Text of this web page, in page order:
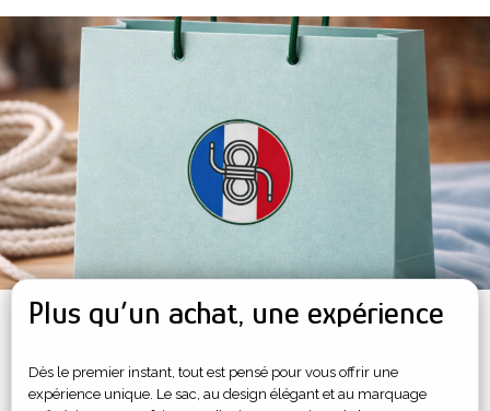
Plus qu’un achat, une expérience
Dès le premier instant, tout est pensé pour vous offrir une
expérience unique. Le sac, au design élégant et au marquage